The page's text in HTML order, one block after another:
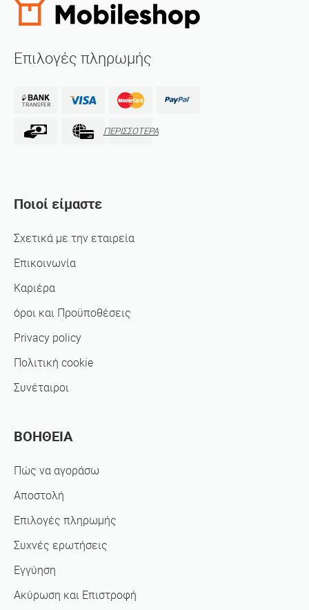
Επιλογές πληρωμής
ΠΕΡΙΣΣΟΤΕΡΑ
Ποιοί είμαστε
Σχετικά με την εταιρεία
Επικοινωνία
Καριέρα
όροι και Προϋποθέσεις
Privacy policy
Πολιτική cookie
Συνέταιροι
ΒΟΗΘΕΙΑ
Πώς να αγοράσω
Αποστολή
Επιλογές πληρωμής
Συχνές ερωτήσεις
Εγγύηση
Ακύρωση και Επιστροφή